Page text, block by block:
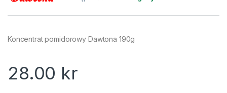
Koncentrat pomidorowy Dawtona 190g
28.00 kr